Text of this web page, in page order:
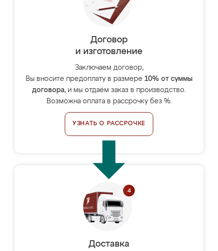
Договор
и изготовление
Заключаем договор,
Вы вносите предоплату в размере 10% от суммы
договора, и мы отдаём заказ в производство.
Возможна оплата в рассрочку без %.
УЗНАТЬ О РАССРОЧКЕ
Доставка